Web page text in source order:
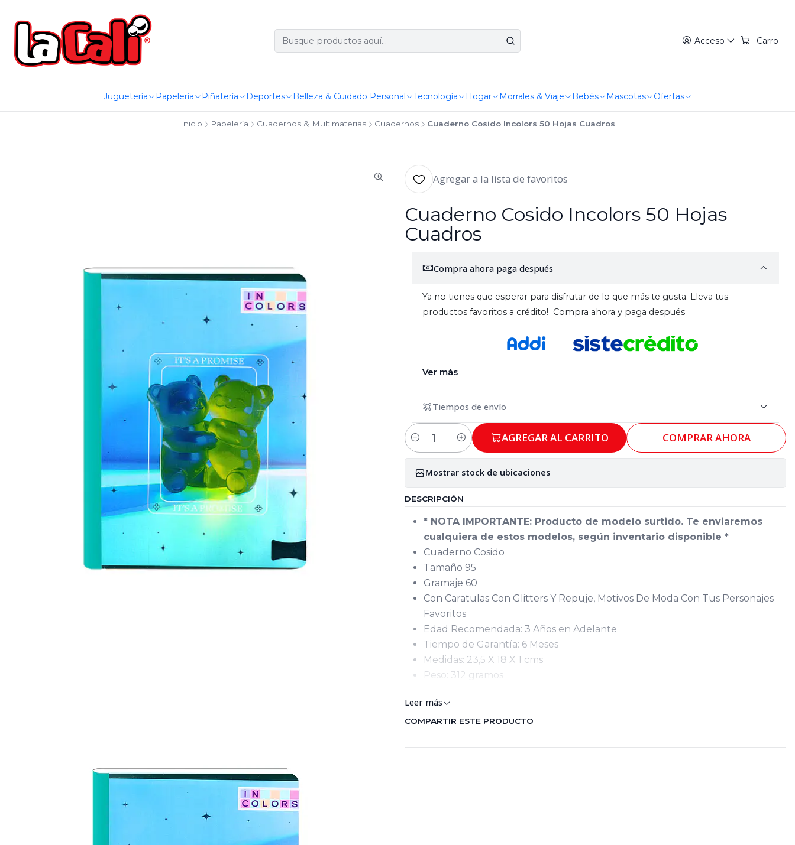
Acceso Carro
Juguetería Papelería Piñatería Deportes Belleza & Cuidado Personal Tecnología Hogar Morrales & Viaje Bebés Mascotas Ofertas
Inicio Papelería Cuadernos & Multimaterias Cuadernos Cuaderno Cosido Incolors 50 Hojas Cuadros
Agregar a la lista de favoritos
|
Cuaderno Cosido Incolors 50 Hojas
Cuadros
Compra ahora paga después
Ya no tienes que esperar para disfrutar de lo que más te gusta. Lleva tus
productos favoritos a crédito! Compra ahora y paga después
Ver más
Tiempos de envío
Cantidad AGREGAR AL CARRITO COMPRAR AHORA
Mostrar stock de ubicaciones
DESCRIPCIÓN
* NOTA IMPORTANTE: Producto de modelo surtido. Te enviaremos
cualquiera de estos modelos, según inventario disponible *
Cuaderno Cosido
Tamaño 95
Gramaje 60
Con Caratulas Con Glitters Y Repuje, Motivos De Moda Con Tus Personajes
Favoritos
Edad Recomendada: 3 Años en Adelante
Tiempo de Garantía: 6 Meses
Medidas: 23,5 X 18 X 1 cms
Peso: 312 gramos
Keywords: Cuaderno cosido cuadros -Cuaderno cosido 100 hojas cuadros
Leer más
COMPARTIR ESTE PRODUCTO